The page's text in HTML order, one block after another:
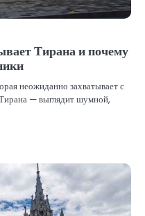
Тирана и почему
неожиданно захватывает с
— выглядит шумной,